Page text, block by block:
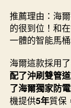
推薦理由：海
的很到位！和
一體的智能馬
海爾這款採用
配了沖刷雙管
了海爾獨家防
機提供5年質保